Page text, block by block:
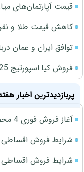
قیمت آپارتمان‌های
کاهش قیمت طلا و نقره
توافق ایران و عمان
فروش کیا اسپورتیج 2025 بدون قرعه‌کشی
پربازدیدترین اخبار
آغاز فروش فوری 4 محصول ایران خودرو در نمایندگی‌ها
شرایط فروش اقساطی KMC SR6 کرمان موتور اعلام شد
شرایط فروش اقساطی JAC J4 (مرداد 1405)